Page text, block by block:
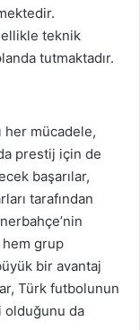
teknik
tutmaktadır.
her mücadele,
prestij için de
başarılar,
tarafından
hem grup
bir avantaj
Türk futbolunun
olduğunu da